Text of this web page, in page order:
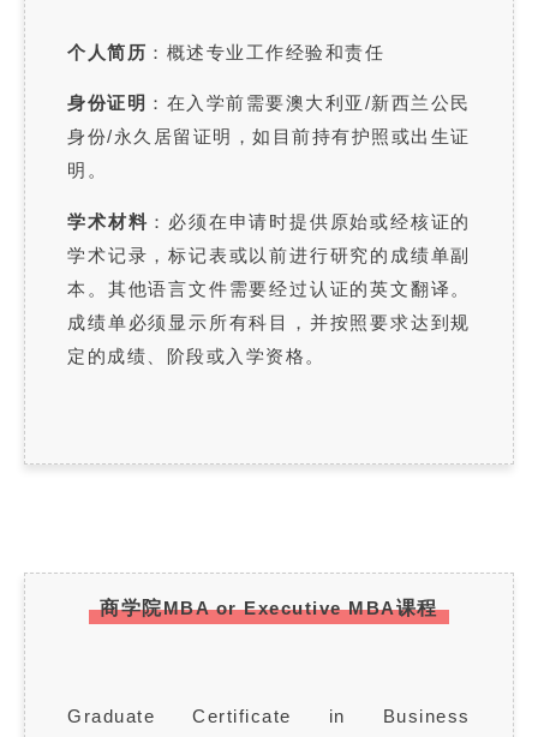
个人简历 ：概述专业工作经验和责任
身份证明 ：在入学前需要澳大利亚/新西兰公民
身份/永久居留证明，如目前持有护照或出生证
明。
学术材料 ：必须在申请时提供原始或经核证的
学术记录，标记表或以前进行研究的成绩单副
本。其他语言文件需要经过认证的英文翻译。
成绩单必须显示所有科目，并按照要求达到规
定的成绩、阶段或入学资格。
商学院MBA or Executive MBA课程
Graduate Certificate in Business